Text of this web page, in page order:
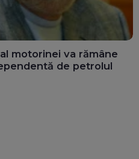
motorinei va rămâne
de petrolul